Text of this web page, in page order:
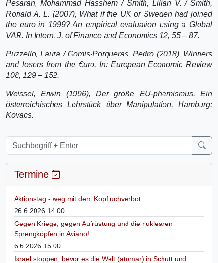
Pesaran, Mohammad Hasshem / Smith, Lilian V. / Smith,
Ronald A. L. (2007), What if the UK or Sweden had joined
the euro in 1999? An empirical evaluation using a Global
VAR. In Intern. J. of Finance and Economics 12, 55 – 87.
Puzzello, Laura / Gomis-Porqueras, Pedro (2018), Winners
and losers from the €uro. In: European Economic Review
108, 129 – 152.
Weissel, Erwin (1996), Der große EU-phemismus. Ein
österreichisches Lehrstück über Manipulation. Hamburg:
Kovacs.
Termine
Aktionstag - weg mit dem Kopftuchverbot
26.6.2026 14:00
Gegen Kriege, gegen Aufrüstung und die nuklearen
Sprengköpfen in Aviano!
6.6.2026 15:00
Israel stoppen, bevor es die Welt (atomar) in Schutt und